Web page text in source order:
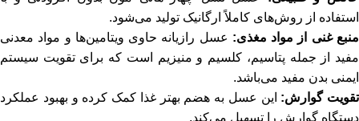
استفاده از روش‌های کاملاً ارگانیک تولید می‌شود.
منبع غنی از مواد مغذی: عسل رازیانه حاوی ویتامین‌ها و مواد معدنی
مفید از جمله پتاسیم، کلسیم و منیزیم است که برای تقویت سیستم
ایمنی بدن مفید می‌باشد.
تقویت گوارش: این عسل به هضم بهتر غذا کمک کرده و بهبود عملکرد
دستگاه گوارش را تسهیل می‌کند.